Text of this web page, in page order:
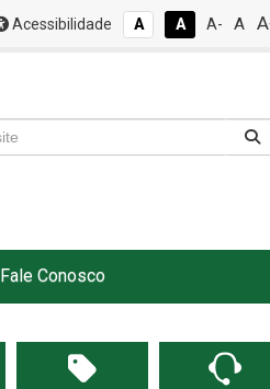
Acessibilidade A A A- A
Fale Conosco